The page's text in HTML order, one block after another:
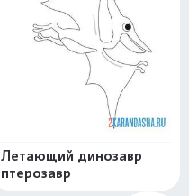
Летающий динозавр
птерозавр